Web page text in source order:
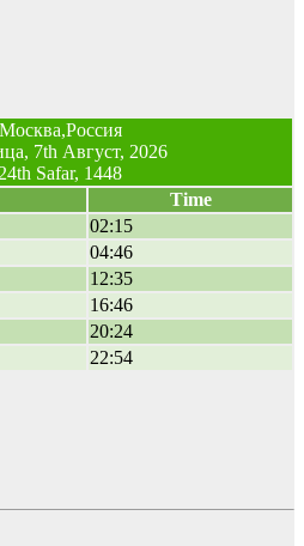
Москва,Россия
7th Август, 2026
24th Safar, 1448
Time
02:15
04:46
12:35
16:46
20:24
22:54